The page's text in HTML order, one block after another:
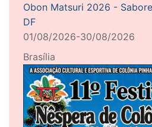
Obon Matsuri 2026 -
DF
01/08/2026-30/08/2026
Brasília